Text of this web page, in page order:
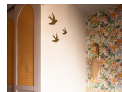
Kleines, Neutrales
Skandinavisches
Kinderzimmer mit
Schlafplatz, weißer
Wandfarbe, Teppichboden
und grauem Boden in
Sonstige